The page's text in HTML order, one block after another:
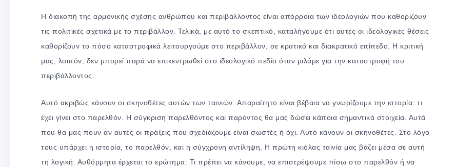
Η διακοπή της αρμονικής σχέσης ανθρώπου και περιβάλλοντος είναι απόρροια των ιδεολογιών που καθορίζουν
τις πολιτικές σχετικά με το περιβάλλον. Τελικά, με αυτό το σκεπτικό, καταλήγουμε ότι αυτές οι ιδεολογικές θέσεις
καθορίζουν το πόσο καταστροφικά λειτουργούμε στο περιβάλλον, σε κρατικό και διακρατικό επίπεδο. Η κριτική
μας, λοιπόν, δεν μπορεί παρά να επικεντρωθεί στο ιδεολογικό πεδίο όταν μιλάμε για την καταστροφή του
περιβάλλοντος.
Αυτό ακριβώς κάνουν οι σκηνοθέτες αυτών των ταινιών. Απαραίτητο είναι βέβαια να γνωρίζουμε την ιστορία: τι
έχει γίνει στο παρελθόν. Η σύγκριση παρελθόντος και παρόντος θα μας δώσει κάποια σημαντικά στοιχεία. Αυτά
που θα μας πουν αν αυτές οι πράξεις που σχεδιάζουμε είναι σωστές ή όχι. Αυτό κάνουν οι σκηνοθέτες. Στο λόγο
τους υπάρχει η ιστορία, το παρελθόν, και η σύγχρονη αντίληψη. Η πρώτη κιόλας ταινία μας βάζει μέσα σε αυτή
τη λογική. Αυθόρμητα έρχεται το ερώτημα: Τι πρέπει να κάνουμε, να επιστρέψουμε πίσω στο παρελθόν ή να